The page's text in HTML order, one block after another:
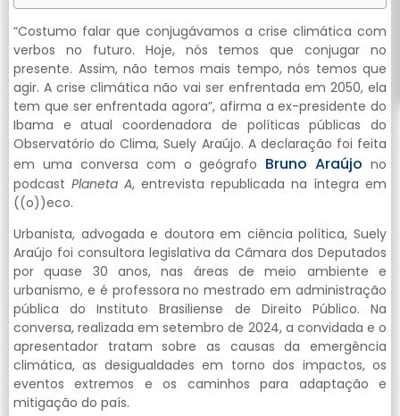
“Costumo falar que conjugávamos a crise climática com
verbos no futuro. Hoje, nós temos que conjugar no
presente. Assim, não temos mais tempo, nós temos que
agir. A crise climática não vai ser enfrentada em 2050, ela
tem que ser enfrentada agora”, afirma a ex-presidente do
Ibama e atual coordenadora de políticas públicas do
Observatório do Clima, Suely Araújo. A declaração foi feita
em uma conversa com o geógrafo BrunoAraújo no
podcast Planeta A, entrevista republicada na íntegra em
((o))eco.
Urbanista, advogada e doutora em ciência política, Suely
Araújo foi consultora legislativa da Câmara dos Deputados
por quase 30 anos, nas áreas de meio ambiente e
urbanismo, e é professora no mestrado em administração
pública do Instituto Brasiliense de Direito Público. Na
conversa, realizada em setembro de 2024, a convidada e o
apresentador tratam sobre as causas da emergência
climática, as desigualdades em torno dos impactos, os
eventos extremos e os caminhos para adaptação e
mitigação do país.